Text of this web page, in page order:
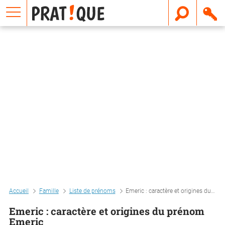
Accueil Famille Liste de prénoms Emeric : caractère et origines du prénom emeric
Emeric : caractère et origines du prénom
Emeric
E
m
a